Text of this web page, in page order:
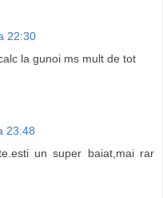
22:30
la gunoi ms mult de tot
23:48
un super baiat,mai rar